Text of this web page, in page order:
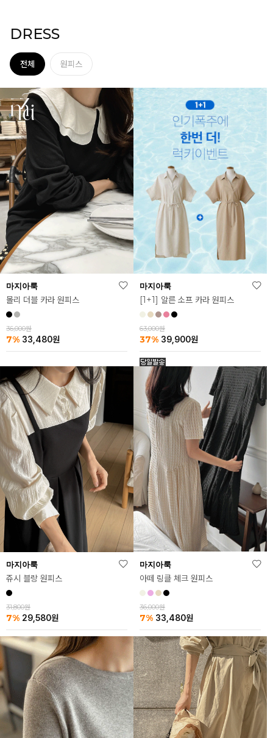
DRESS
전체 원피스
마지아룩
몰리 더블 카라 원피스
36,000원
7% 33,480원
마지아룩
[1+1] 알른 소프 카라 원피스
63,000원
37% 39,900원
마지아룩
쥬시 블랑 원피스
31,800원
7% 29,580원
마지아룩
아떼 링클 체크 원피스
36,000원
7% 33,480원